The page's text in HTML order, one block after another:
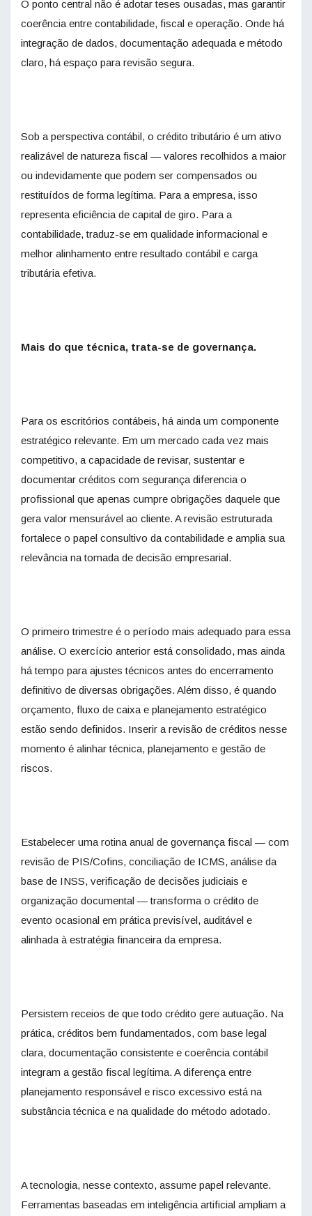
O ponto central não é adotar teses ousadas, mas garantir
coerência entre contabilidade, fiscal e operação. Onde há
integração de dados, documentação adequada e método
claro, há espaço para revisão segura.
Sob a perspectiva contábil, o crédito tributário é um ativo
realizável de natureza fiscal — valores recolhidos a maior
ou indevidamente que podem ser compensados ou
restituídos de forma legítima. Para a empresa, isso
representa eficiência de capital de giro. Para a
contabilidade, traduz-se em qualidade informacional e
melhor alinhamento entre resultado contábil e carga
tributária efetiva.
Mais do que técnica, trata-se de governança.
Para os escritórios contábeis, há ainda um componente
estratégico relevante. Em um mercado cada vez mais
competitivo, a capacidade de revisar, sustentar e
documentar créditos com segurança diferencia o
profissional que apenas cumpre obrigações daquele que
gera valor mensurável ao cliente. A revisão estruturada
fortalece o papel consultivo da contabilidade e amplia sua
relevância na tomada de decisão empresarial.
O primeiro trimestre é o período mais adequado para essa
análise. O exercício anterior está consolidado, mas ainda
há tempo para ajustes técnicos antes do encerramento
definitivo de diversas obrigações. Além disso, é quando
orçamento, fluxo de caixa e planejamento estratégico
estão sendo definidos. Inserir a revisão de créditos nesse
momento é alinhar técnica, planejamento e gestão de
riscos.
Estabelecer uma rotina anual de governança fiscal — com
revisão de PIS/Cofins, conciliação de ICMS, análise da
base de INSS, verificação de decisões judiciais e
organização documental — transforma o crédito de
evento ocasional em prática previsível, auditável e
alinhada à estratégia financeira da empresa.
Persistem receios de que todo crédito gere autuação. Na
prática, créditos bem fundamentados, com base legal
clara, documentação consistente e coerência contábil
integram a gestão fiscal legítima. A diferença entre
planejamento responsável e risco excessivo está na
substância técnica e na qualidade do método adotado.
A tecnologia, nesse contexto, assume papel relevante.
Ferramentas baseadas em inteligência artificial ampliam a